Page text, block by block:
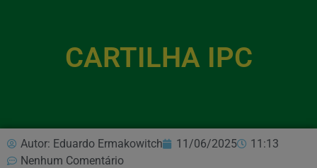
CARTILHA IPC
Autor: Eduardo Ermakowitch 11/06/2025
11:13
Nenhum Comentário